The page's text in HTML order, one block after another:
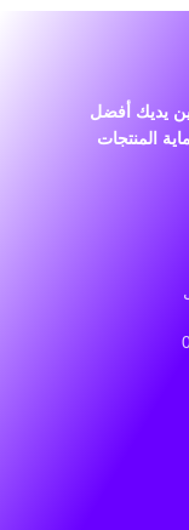
يديك أفضل
المنتجات